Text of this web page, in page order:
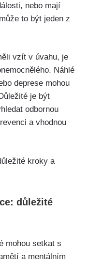
nebo mají
to být jeden z
vzít v úvahu, je
Náhlé
deprese mohou
je být
odbornou
a vhodnou
důležité
mohou setkat s
a mentálním